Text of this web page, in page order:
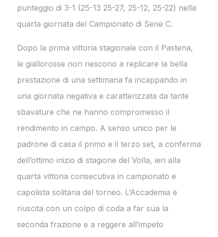
punteggio di 3-1 (25-13 25-27, 25-12, 25-22) nella
quarta giornata del Campionato di Serie C.
Dopo la prima vittoria stagionale con il Pastena,
le giallorosse non riescono a replicare la bella
prestazione di una settimana fa incappando in
una giornata negativa e caratterizzata da tante
sbavature che ne hanno compromesso il
rendimento in campo. A senso unico per le
padrone di casa il primo e il terzo set, a conferma
dell’ottimo inizio di stagione del Volla, ieri alla
quarta vittoria consecutiva in campionato e
capolista solitaria del torneo. L’Accademia è
riuscita con un colpo di coda a far sua la
seconda frazione e a reggere all’impeto